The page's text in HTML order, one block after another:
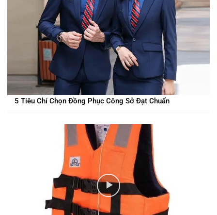
5 Tiêu Chí Chọn Đồng Phục Công Sở Đạt Chuẩn